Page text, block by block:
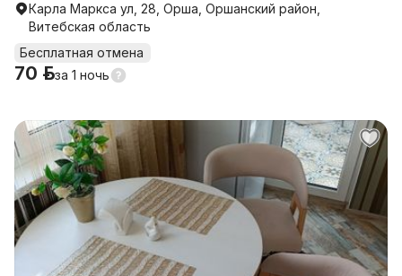
Карла Маркса ул, 28, Орша, Оршанский район,
Витебская область
Бесплатная отмена
70 р.за 1 ночь